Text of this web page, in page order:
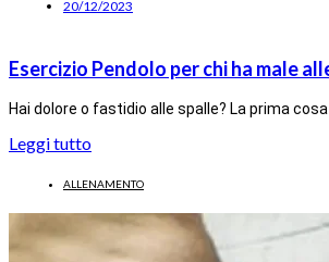
20/12/2023
Esercizio Pendolo per chi ha male
Hai dolore o fastidio alle spalle? La prima
Leggi tutto
ALLENAMENTO